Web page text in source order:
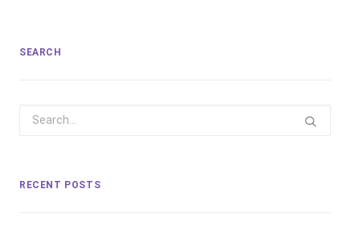
SEARCH
RECENT POSTS